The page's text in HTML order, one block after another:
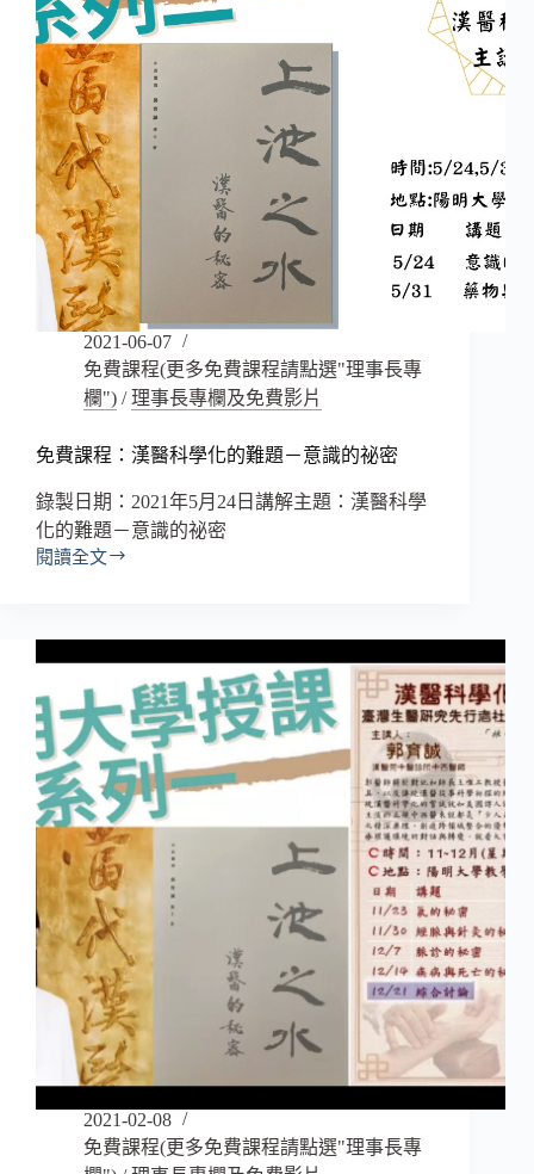
2021-06-07
免費課程(更多免費課程請點選"理事長專
欄") / 理事長專欄及免費影片
免費課程：漢醫科學化的難題－意識的祕密
錄製日期：2021年5月24日講解主題：漢醫科學
化的難題－意識的祕密
閱讀全文
2021-02-08
免費課程(更多免費課程請點選"理事長專